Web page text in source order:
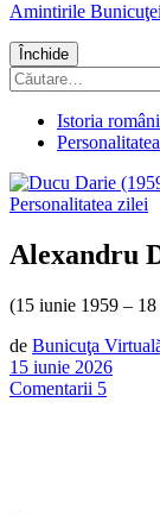
Amintirile
Închide
Caută
după:
Istoria
Personalitatea zilei
Alexandru
(15 iunie 1959 –
de Bunicuţa
15 iunie 2026
Comentarii 5